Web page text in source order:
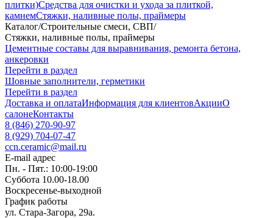
плитки)Средства для очистки и ухода за плиткой,
камнемСтяжки, наливные полы, праймеры
Каталог/Строительные смеси, СВП/
Стяжки, наливные полы, праймеры
Цементные составы для выравнивания, ремонта бетона,
анкеровки
Перейти в раздел
Шовные заполнители, герметики
Перейти в раздел
Доставка и оплатаИнформация для клиентовАкцииО
салонеКонтакты
8 (846) 270-90-97
8 (929) 704-07-47
ccn.ceramic@mail.ru
E-mail адрес
Пн. - Пят.: 10:00-19:00
Суббота 10.00-18.00
Воскресенье-выходной
График работы
ул. Стара-Загора, 29а.